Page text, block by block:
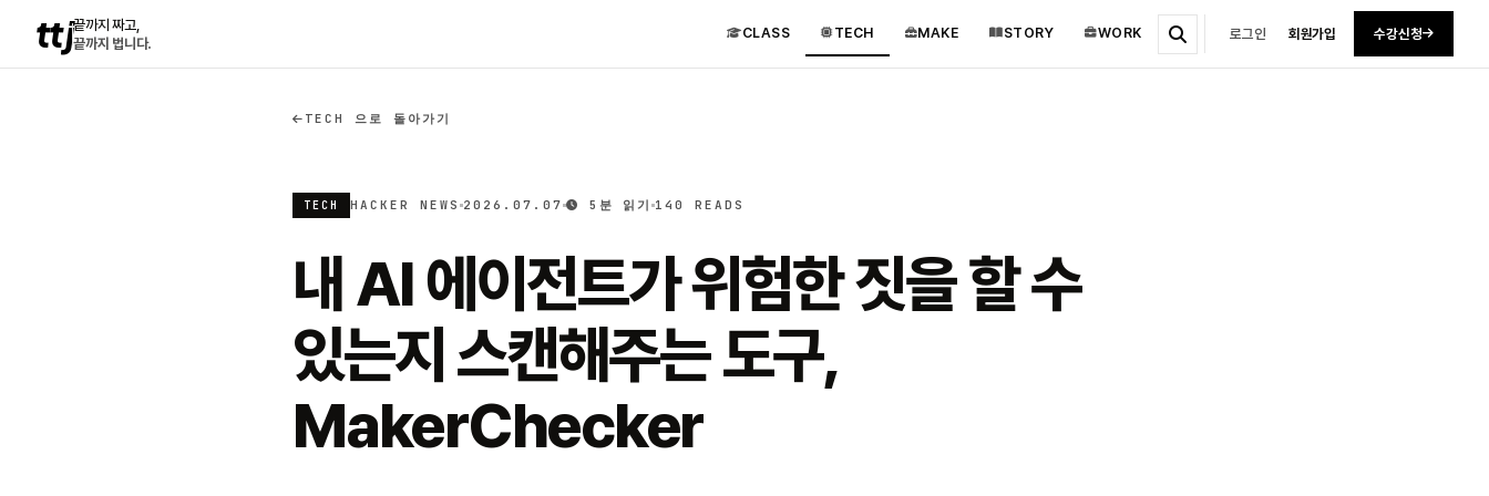
ttj끝까지 짜고,
끝까지 법니다.
CLASS TECH MAKE STORY WORK 로그인 회원가입 수강신청
TECH 으로 돌아가기
TECH HACKER NEWS 2026.07.07 5분 읽기 140 READS
내 AI 에이전트가 위험한 짓을 할 수
있는지 스캔해주는 도구,
MakerChecker